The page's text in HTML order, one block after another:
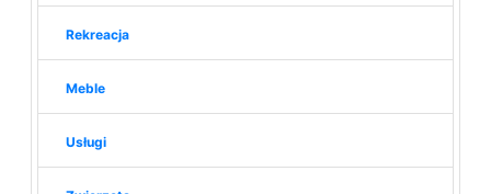
Rekreacja
Meble
Usługi